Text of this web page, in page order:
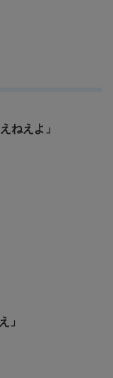
ねえよ」
」